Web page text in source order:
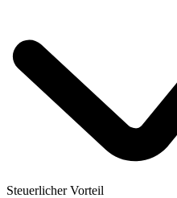
Steuerlicher Vorteil